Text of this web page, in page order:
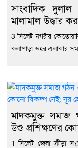
সাংবাদিক
মালামাল উদ্ধার
3 সিলেট নগরীর
কলাপাড়া ডহর এলাকার
মাদকমুক্ত সমাজ
উশু প্রশিক্ষণের
1 সিলেট জেলা ক্রীড়া